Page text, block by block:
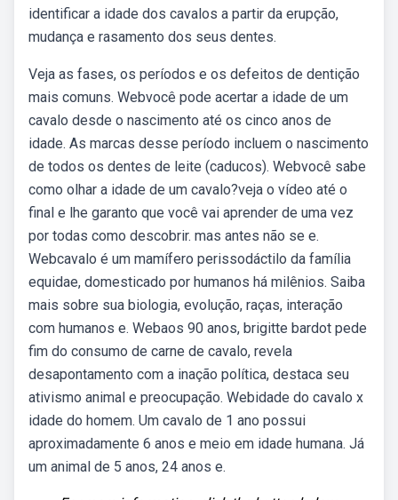
identificar a idade dos cavalos a partir da erupção,
mudança e rasamento dos seus dentes.
Veja as fases, os períodos e os defeitos de dentição
mais comuns. Webvocê pode acertar a idade de um
cavalo desde o nascimento até os cinco anos de
idade. As marcas desse período incluem o nascimento
de todos os dentes de leite (caducos). Webvocê sabe
como olhar a idade de um cavalo?veja o vídeo até o
final e lhe garanto que você vai aprender de uma vez
por todas como descobrir. mas antes não se e.
Webcavalo é um mamífero perissodáctilo da família
equidae, domesticado por humanos há milênios. Saiba
mais sobre sua biologia, evolução, raças, interação
com humanos e. Webaos 90 anos, brigitte bardot pede
fim do consumo de carne de cavalo, revela
desapontamento com a inação política, destaca seu
ativismo animal e preocupação. Webidade do cavalo x
idade do homem. Um cavalo de 1 ano possui
aproximadamente 6 anos e meio em idade humana. Já
um animal de 5 anos, 24 anos e.